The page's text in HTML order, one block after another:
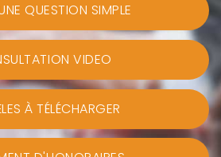
QUESTION SIMPLE
VIDEO
À TÉLÉCHARGER